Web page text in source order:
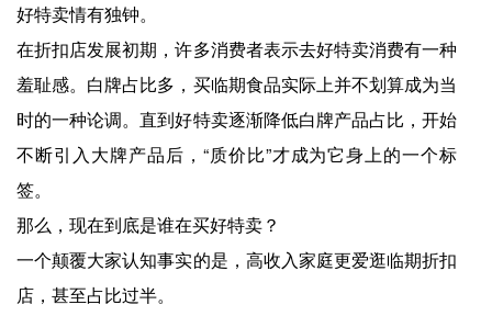
好特卖情有独钟。
在折扣店发展初期，许多消费者表示去好特卖消费有一种
羞耻感。白牌占比多，买临期食品实际上并不划算成为当
时的一种论调。直到好特卖逐渐降低白牌产品占比，开始
不断引入大牌产品后，“质价比”才成为它身上的一个标
签。
那么，现在到底是谁在买好特卖？
一个颠覆大家认知事实的是，高收入家庭更爱逛临期折扣
店，甚至占比过半。